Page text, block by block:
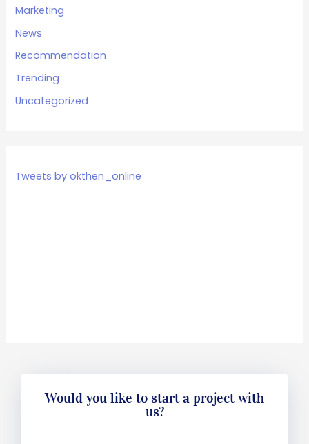
Marketing
News
Recommendation
Trending
Uncategorized
Tweets by okthen_online
Would you like to start a project with
us?